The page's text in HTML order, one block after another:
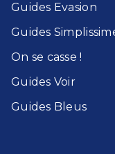
Guides Evasion​
Guides
On se casse !​
Guides Voir​
Guides Bleu​s